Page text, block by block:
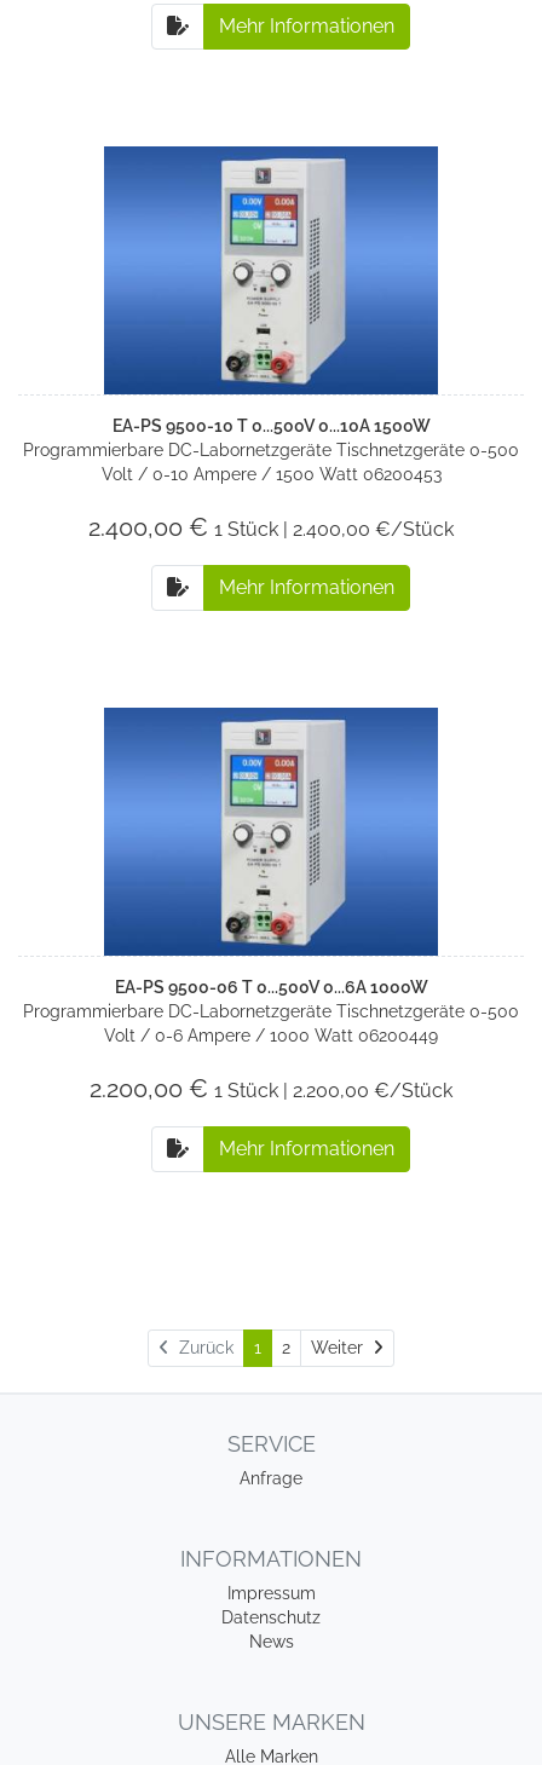
Mehr Informationen
EA-PS 9500-10 T 0...500V 0...10A 1500W
Programmierbare DC-Labornetzgeräte Tischnetzgeräte 0-500
Volt / 0-10 Ampere / 1500 Watt 06200453
2.400,00 € 1 Stück | 2.400,00 €/Stück
Mehr Informationen
EA-PS 9500-06 T 0...500V 0...6A 1000W
Programmierbare DC-Labornetzgeräte Tischnetzgeräte 0-500
Volt / 0-6 Ampere / 1000 Watt 06200449
2.200,00 € 1 Stück | 2.200,00 €/Stück
Mehr Informationen
Zurück 1 2 Weiter
SERVICE
Anfrage
INFORMATIONEN
Impressum
Datenschutz
News
UNSERE MARKEN
Alle Marken